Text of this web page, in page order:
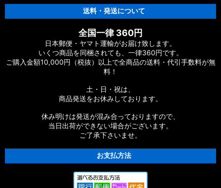
送料・発送について
全国一律 360円
日本郵便・ヤマト運輸がお届け致します。
いくつ商品を同梱されても、一律360円です。
ご購入金額10,000円（税抜）以上で全商品の送料・代引手数料が無
料！
土・日・祝は、
商品発送をお休みしております。
休み明けは発送が混み合っておりますので、
当日出荷ができない場合がございます。
ご了承下さいませ。
お支払方法